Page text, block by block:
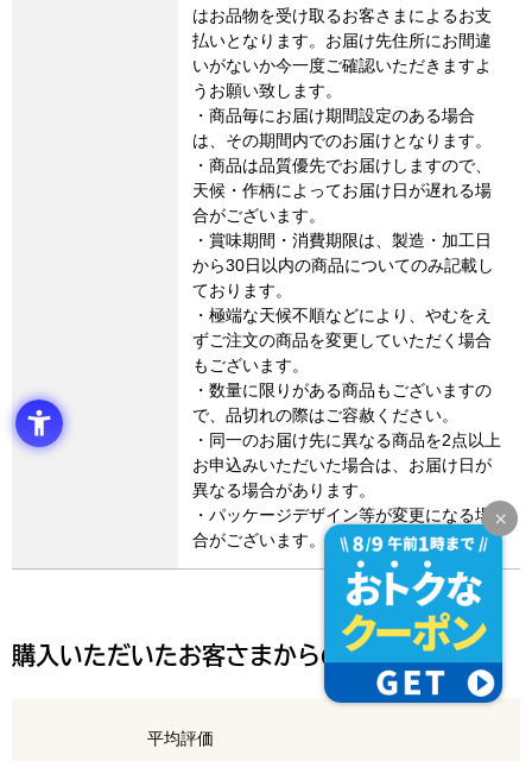
はお品物を受け取るお客さまによるお支
払いとなります。お届け先住所にお間違
いがないか今一度ご確認いただきますよ
うお願い致します。
・商品毎にお届け期間設定のある場合
は、その期間内でのお届けとなります。
・商品は品質優先でお届けしますので、
天候・作柄によってお届け日が遅れる場
合がございます。
・賞味期間・消費期限は、製造・加工日
から30日以内の商品についてのみ記載し
ております。
・極端な天候不順などにより、やむをえ
ずご注文の商品を変更していただく場合
もございます。
・数量に限りがある商品もございますの
で、品切れの際はご容赦ください。
・同一のお届け先に異なる商品を2点以上
お申込みいただいた場合は、お届け日が
異なる場合があります。
・パッケージデザイン等が変更になる場
合がございます。
購入いただいたお客さまからの声
平均評価